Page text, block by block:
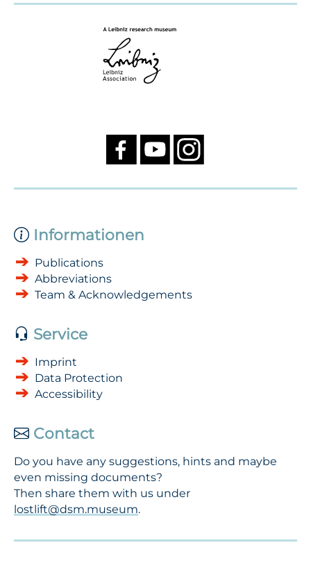
Informationen
Publications
Abbreviations
Team & Acknowledgements
Service
Imprint
Data Protection
Accessibility
Contact
Do you have any suggestions, hints and maybe
even missing documents?
Then share them with us under
lostlift@dsm.museum.